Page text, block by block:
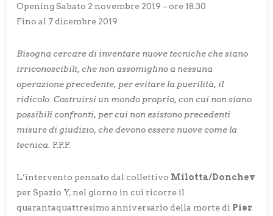
Opening Sabato 2 novembre 2019 – ore 18.30
Fino al 7 dicembre 2019
Bisogna cercare di inventare nuove tecniche che siano
irriconoscibili, che non assomiglino a nessuna
operazione precedente, per evitare la puerilità, il
ridicolo. Costruirsi un mondo proprio, con cui non siano
possibili confronti, per cui non esistono precedenti
misure di giudizio, che devono essere nuove come la
tecnica. P.P.P.
L’intervento pensato dal collettivo Milotta/Donchev
per Spazio Y, nel giorno in cui ricorre il
quarantaquattresimo anniversario della morte di Pier